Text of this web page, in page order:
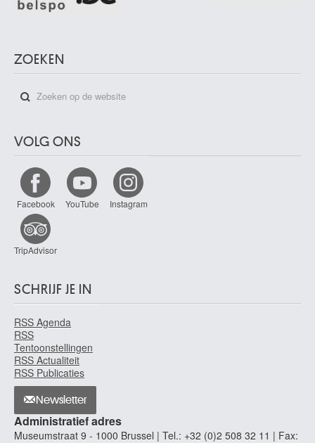
ZOEKEN
VOLG ONS
Facebook YouTube Instagram
TripAdvisor
SCHRIJF JE IN
RSS Agenda
RSS
Tentoonstellingen
RSS Actualiteit
RSS Publicaties
Newsletter
Administratief adres
Museumstraat 9 - 1000 Brussel | Tel.: +32 (0)2 508 32 11 | Fax: